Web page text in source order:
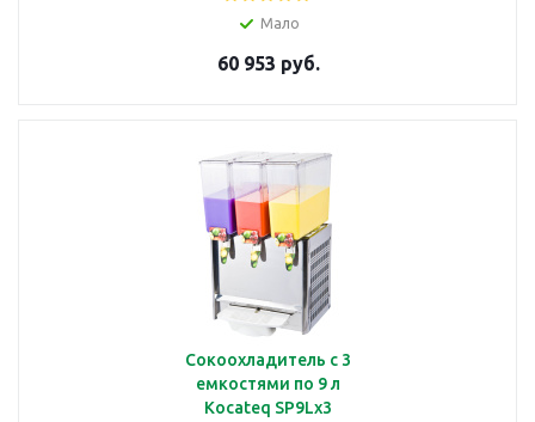
Мало
60 953 руб.
Сокоохладитель с 3
емкостями по 9 л
Kocateq SP9Lx3